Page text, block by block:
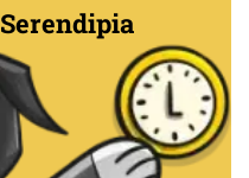
Serendipia